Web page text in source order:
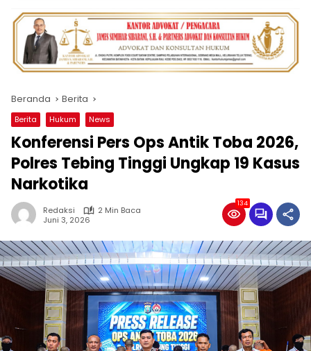
Beranda Berita
Berita Hukum News
Konferensi Pers Ops Antik Toba 2026,
Polres Tebing Tinggi Ungkap 19 Kasus
Narkotika
Redaksi
2 Min Baca
Juni 3, 2026
134